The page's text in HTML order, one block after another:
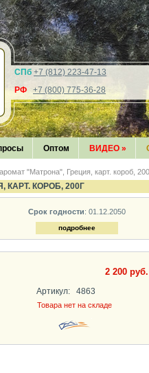
СПб +7 (812) 223-47-13
РФ +7 (800) 775-36-28
Оптом ВИДЕО »
"Матрона", Греция, карт. короб,
КОРОБ, 200Г
Срок годности: 01.12.2050
подробнее
2 200 руб.
Артикул:
4863
Товара нет на складе